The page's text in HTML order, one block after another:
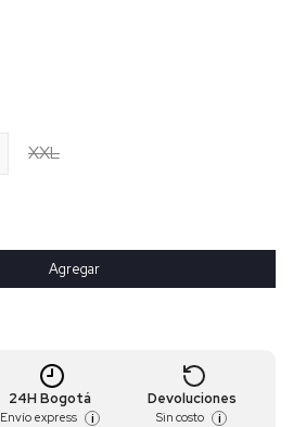
XXL
Agregar
24H Bogotá
Envío express i
Devoluciones
Sin costo i